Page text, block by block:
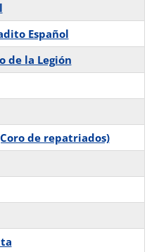
Español
de la Legión
de repatriados)